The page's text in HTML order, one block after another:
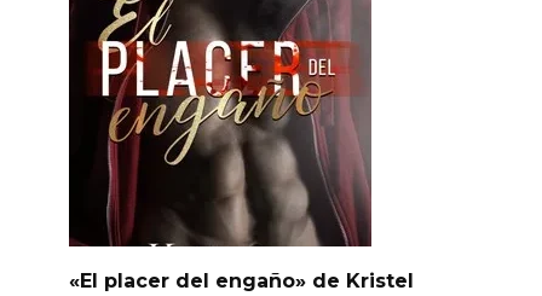
«El placer del engaño» de Kristel